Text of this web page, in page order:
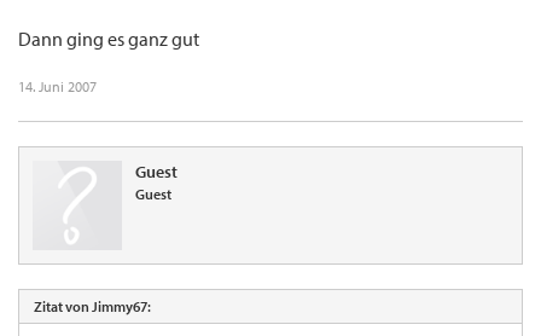
Dann ging es ganz gut
14. Juni 2007
Guest
Guest
Zitat von Jimmy67: